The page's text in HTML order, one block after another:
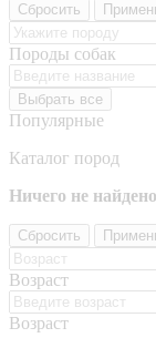
Сбросить
Породы собак
Выбрать все
Популярные
Каталог пород
Ничего не найдено
Сбросить
Возраст
Возраст